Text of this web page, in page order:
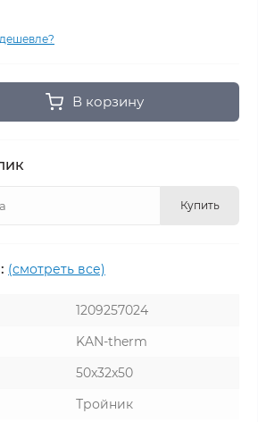
В корзину
Купить
(смотреть все)
1209257024
KAN-therm
50x32x50
Тройник